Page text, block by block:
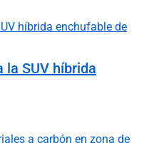
la SUV híbrida